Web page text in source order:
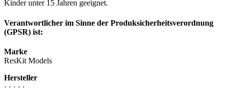
Kinder unter 15 Jahren geeignet.
Verantwortlicher im Sinne der Produksicherheitsverordnung
(GPSR) ist:
Marke
ResKit Models
Hersteller
· · · · ·